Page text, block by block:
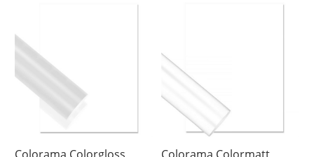
2.75 x 6.00 m
3.50 x 12.0 m
3.50 x 6.00 m
3.50 x 9.00 m
Green Screen
Grey
White